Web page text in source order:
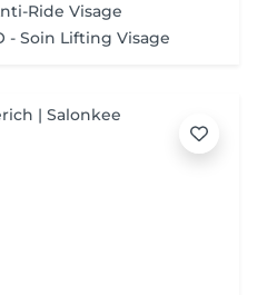
Ride Visage
- Soin Lifting Visage